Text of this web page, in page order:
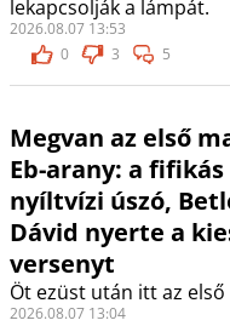
lekapcsolják a lámpát.
2026.08.07 13:53
0
3 5
Megvan az első
Eb-arany: a fifikás
nyíltvízi úszó,
Dávid nyerte a
versenyt
Öt ezüst után itt az
2026.08.07 13:04